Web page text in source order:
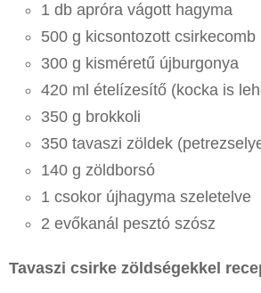
1 db apróra vágott hagyma
500 g kicsontozott csirkecomb
300 g kisméretű újburgonya
420 ml ételízesítő (kocka is
350 g brokkoli
350 tavaszi zöldek
140 g zöldborsó
1 csokor újhagyma szeletelve
2 evőkanál pesztó szósz
Tavaszi csirke zöldségekkel